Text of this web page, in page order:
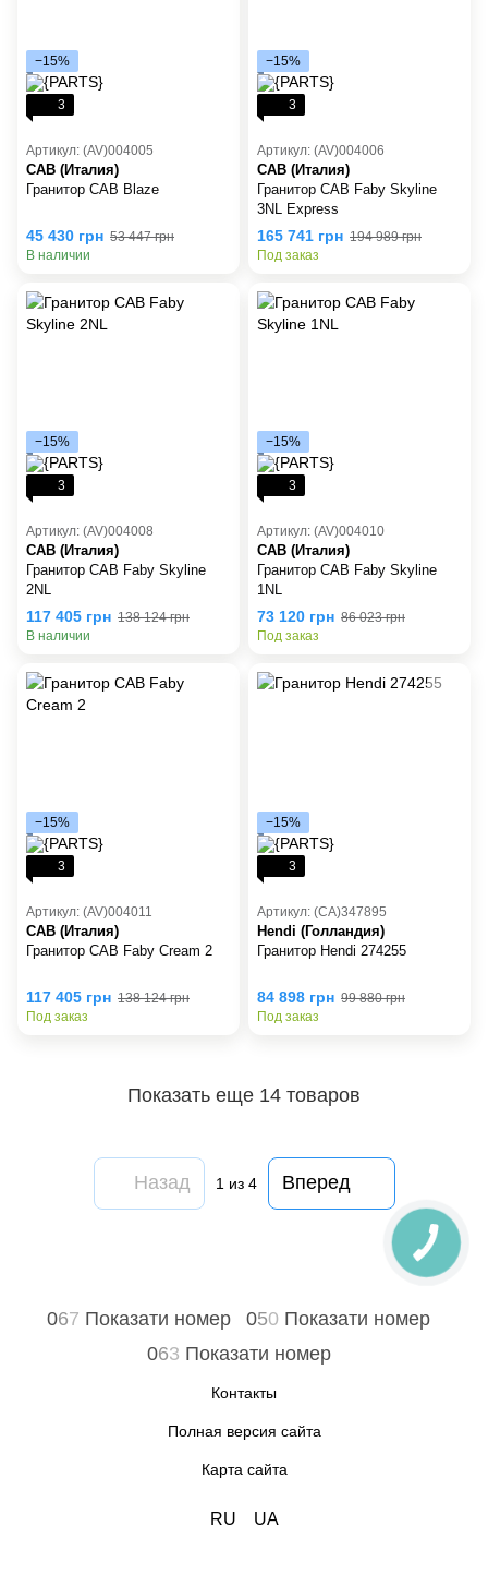
−15%
3
Артикул: (AV)004005
CAB (Италия)
Гранитор CAB Blaze
45 430 грн 53 447 грн
В наличии
−15%
3
Артикул: (AV)004006
CAB (Италия)
Гранитор CAB Faby Skyline
3NL Express
165 741 грн 194 989 грн
Под заказ
−15%
3
Артикул: (AV)004008
CAB (Италия)
Гранитор CAB Faby Skyline
2NL
117 405 грн 138 124 грн
В наличии
−15%
3
Артикул: (AV)004010
CAB (Италия)
Гранитор CAB Faby Skyline
1NL
73 120 грн 86 023 грн
Под заказ
−15%
3
Артикул: (AV)004011
CAB (Италия)
Гранитор CAB Faby Cream 2
117 405 грн 138 124 грн
Под заказ
−15%
3
Артикул: (CA)347895
Hendi (Голландия)
Гранитор Hendi 274255
84 898 грн 99 880 грн
Под заказ
Показать еще 14 товаров
Назад 1 из 4 Вперед
067 Показати номер 050 Показати номер
063 Показати номер
Контакты
Полная версия сайта
Карта сайта
RU UA